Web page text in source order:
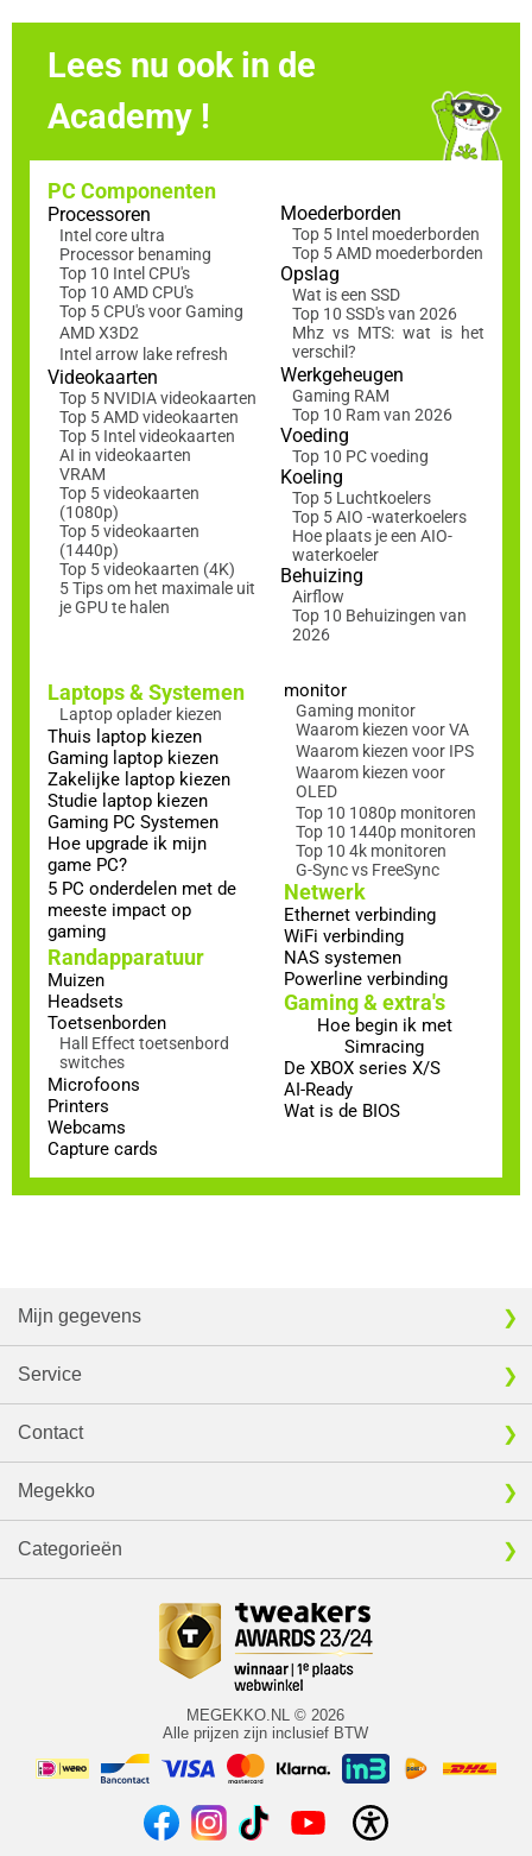
Lees nu ook in de
Academy !
PC Componenten
Processoren
Intel core ultra
Processor benaming
Top 10 Intel CPU's
Top 10 AMD CPU's
Top 5 CPU's voor Gaming
AMD X3D2
Intel arrow lake refresh
Videokaarten
Top 5 NVIDIA videokaarten
Top 5 AMD videokaarten
Top 5 Intel videokaarten
AI in videokaarten
VRAM
Top 5 videokaarten
(1080p)
Top 5 videokaarten
(1440p)
Top 5 videokaarten (4K)
5 Tips om het maximale uit
je GPU te halen
Moederborden
Top 5 Intel moederborden
Top 5 AMD moederborden
Opslag
Wat is een SSD
Top 10 SSD's van 2026
Mhz vs MTS: wat is het
verschil?
Werkgeheugen
Gaming RAM
Top 10 Ram van 2026
Voeding
Top 10 PC voeding
Koeling
Top 5 Luchtkoelers
Top 5 AIO -waterkoelers
Hoe plaats je een AIO-
waterkoeler
Behuizing
Airflow
Top 10 Behuizingen van
2026
Laptops & Systemen
Laptop oplader kiezen
Thuis laptop kiezen
Gaming laptop kiezen
Zakelijke laptop kiezen
Studie laptop kiezen
Gaming PC Systemen
Hoe upgrade ik mijn
game PC?
5 PC onderdelen met de
meeste impact op
gaming
Randapparatuur
Muizen
Headsets
Toetsenborden
Hall Effect toetsenbord
switches
Microfoons
Printers
Webcams
Capture cards
monitor
Gaming monitor
Waarom kiezen voor VA
Waarom kiezen voor IPS
Waarom kiezen voor
OLED
Top 10 1080p monitoren
Top 10 1440p monitoren
Top 10 4k monitoren
G-Sync vs FreeSync
Netwerk
Ethernet verbinding
WiFi verbinding
NAS systemen
Powerline verbinding
Gaming & extra's
Hoe begin ik met
Simracing
De XBOX series X/S
AI-Ready
Wat is de BIOS
Mijn gegevens
Service
Contact
Megekko
Categorieën
MEGEKKO.NL © 2026
Alle prijzen zijn inclusief BTW